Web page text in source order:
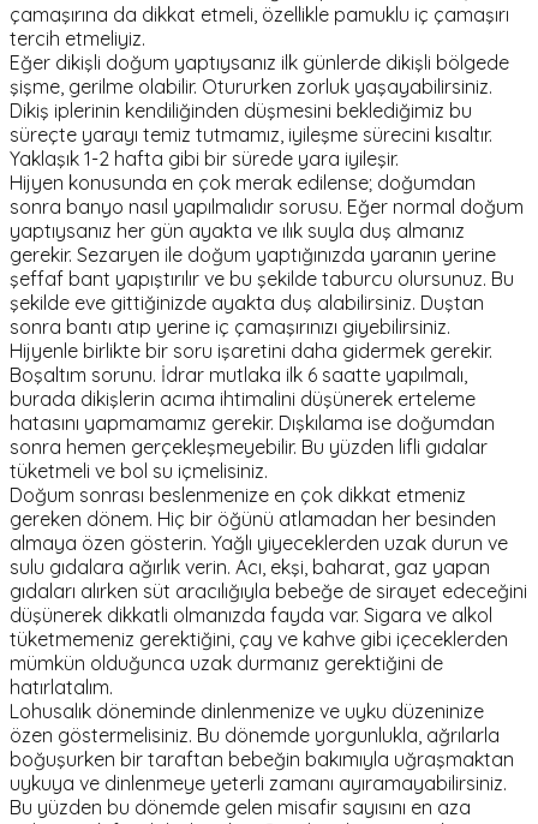
çamaşırına da dikkat etmeli, özellikle pamuklu iç çamaşırı
tercih etmeliyiz.
Eğer dikişli doğum yaptıysanız ilk günlerde dikişli bölgede
şişme, gerilme olabilir. Otururken zorluk yaşayabilirsiniz.
Dikiş iplerinin kendiliğinden düşmesini beklediğimiz bu
süreçte yarayı temiz tutmamız, iyileşme sürecini kısaltır.
Yaklaşık 1-2 hafta gibi bir sürede yara iyileşir.
Hijyen konusunda en çok merak edilense; doğumdan
sonra banyo nasıl yapılmalıdır sorusu. Eğer normal doğum
yaptıysanız her gün ayakta ve ılık suyla duş almanız
gerekir. Sezaryen ile doğum yaptığınızda yaranın yerine
şeffaf bant yapıştırılır ve bu şekilde taburcu olursunuz. Bu
şekilde eve gittiğinizde ayakta duş alabilirsiniz. Duştan
sonra bantı atıp yerine iç çamaşırınızı giyebilirsiniz.
Hijyenle birlikte bir soru işaretini daha gidermek gerekir.
Boşaltım sorunu. İdrar mutlaka ilk 6 saatte yapılmalı,
burada dikişlerin acıma ihtimalini düşünerek erteleme
hatasını yapmamamız gerekir. Dışkılama ise doğumdan
sonra hemen gerçekleşmeyebilir. Bu yüzden lifli gıdalar
tüketmeli ve bol su içmelisiniz.
Doğum sonrası beslenmenize en çok dikkat etmeniz
gereken dönem. Hiç bir öğünü atlamadan her besinden
almaya özen gösterin. Yağlı yiyeceklerden uzak durun ve
sulu gıdalara ağırlık verin. Acı, ekşi, baharat, gaz yapan
gıdaları alırken süt aracılığıyla bebeğe de sirayet edeceğini
düşünerek dikkatli olmanızda fayda var. Sigara ve alkol
tüketmemeniz gerektiğini, çay ve kahve gibi içeceklerden
mümkün olduğunca uzak durmanız gerektiğini de
hatırlatalım.
Lohusalık döneminde dinlenmenize ve uyku düzeninize
özen göstermelisiniz. Bu dönemde yorgunlukla, ağrılarla
boğuşurken bir taraftan bebeğin bakımıyla uğraşmaktan
uykuya ve dinlenmeye yeterli zamanı ayıramayabilirsiniz.
Bu yüzden bu dönemde gelen misafir sayısını en aza